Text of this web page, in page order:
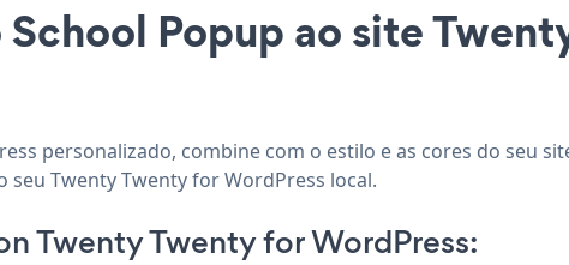
Popup ao site
personalizado, combine com o estilo e as cores do seu
Twenty Twenty for WordPress local.
Twenty Twenty for WordPress: